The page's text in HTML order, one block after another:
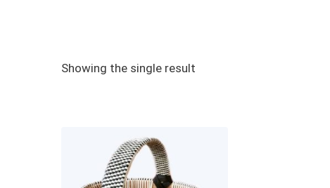
Showing the single result